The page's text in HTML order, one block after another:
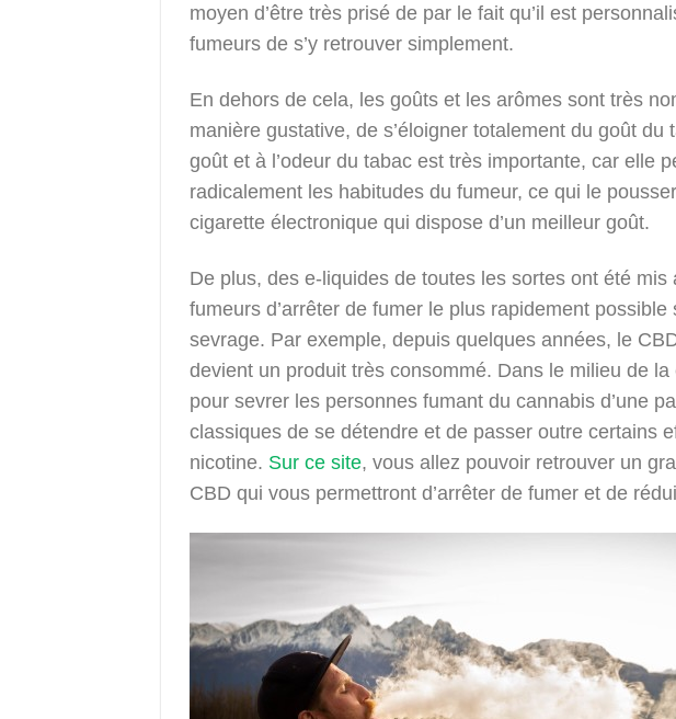
moyen d’être très prisé de par le fait qu’il est
fumeurs de s’y retrouver simplement.
En dehors de cela, les goûts et les arômes sont très
manière gustative, de s’éloigner totalement du goût
goût et à l’odeur du tabac est très importante, car elle
radicalement les habitudes du fumeur, ce qui le
cigarette électronique qui dispose d’un meilleur goût.
De plus, des e-liquides de toutes les sortes ont été
fumeurs d’arrêter de fumer le plus rapidement
sevrage. Par exemple, depuis quelques années, le
devient un produit très consommé. Dans le milieu de
pour sevrer les personnes fumant du cannabis d’une
classiques de se détendre et de passer outre certains
nicotine. Sur ce site, vous allez pouvoir retrouver un
CBD qui vous permettront d’arrêter de fumer et de